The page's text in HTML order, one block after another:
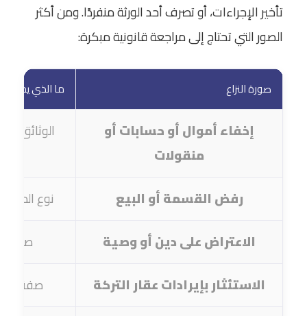
تأخير الإجراءات، أو تصرف أحد الورثة منفردًا. ومن أكثر
الصور التي تحتاج إلى مراجعة قانونية مبكرة:
صورة النزاع ما الذي يجب
إخفاء أموال أو حسابات أو
منقولات
الوثائق
رفض القسمة أو البيع
نوع
الاعتراض على دين أو وصية
صحة
الاستئثار بإيرادات عقار التركة
صفة